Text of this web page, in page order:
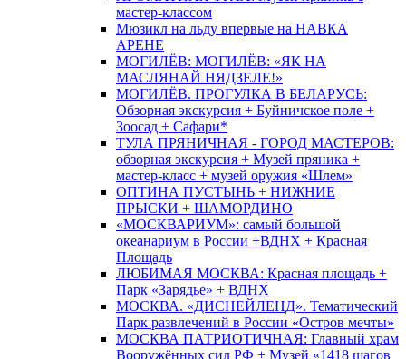
мастер-классом
Мюзикл на льду впервые на НАВКА
АРЕНЕ
МОГИЛЁВ: МОГИЛЁВ: «ЯК НА
МАСЛЯНАЙ НЯДЗЕЛЕ!»
МОГИЛЁВ. ПРОГУЛКА В БЕЛАРУСЬ:
Обзорная экскурсия + Буйничское поле +
Зоосад + Сафари*
ТУЛА ПРЯНИЧНАЯ - ГОРОД МАСТЕРОВ:
обзорная экскурсия + Музей пряника +
мастер-класс + музей оружия «Шлем»
ОПТИНА ПУСТЫНЬ + НИЖНИЕ
ПРЫСКИ + ШАМОРДИНО
«МОСКВАРИУМ»: самый большой
океанариум в России +ВДНХ + Красная
Площадь
ЛЮБИМАЯ МОСКВА: Красная площадь +
Парк «Зарядье» + ВДНХ
МОСКВА. «ДИСНЕЙЛЕНД». Тематический
Парк развлечений в России «Остров мечты»
МОСКВА ПАТРИОТИЧНАЯ: Главный храм
Вооружённых сил РФ + Музей «1418 шагов